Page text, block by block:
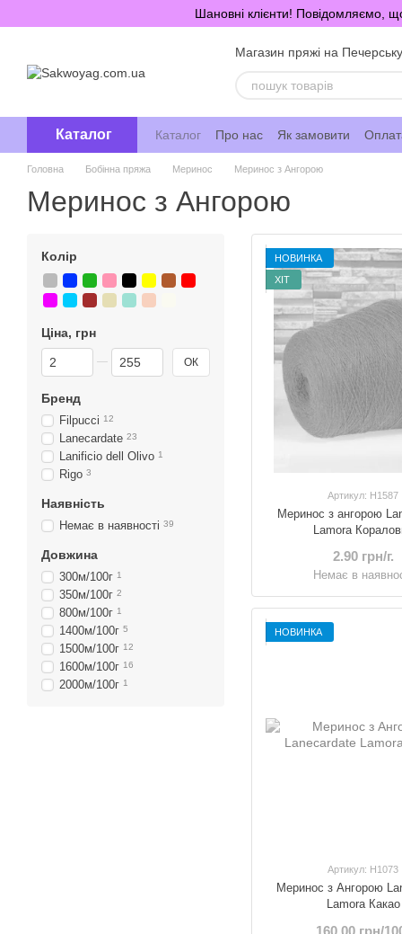
Перейти до основного контентуШановні клієнти! Повідомляємо,
Магазин пряжі на
Каталог Каталог Про нас Як замовити
Головна Бобінна пряжа Меринос Меринос з Ангорою
Меринос з Ангорою
НОВИНКА
ХІТ
Артикул: H1587
Меринос з ангорою
Lamora
2.90 грн/г.
Немає в
НОВИНКА
Артикул: Н1073
Меринос з Ангорою
Lamora Какао
160.00 грн/
Колір
Ціна, грн
Від Ціна, грн
До Ціна, грн ОК
Бренд
Filpucci 12
Lanecardate 23
Lanificio dell Olivo 1
Rigo 3
Наявність
Немає в наявності 39
Довжина
300м/100г 1
350м/100г 2
800м/100г 1
1400м/100г 5
1500м/100г 12
1600м/100г 16
2000м/100г 1